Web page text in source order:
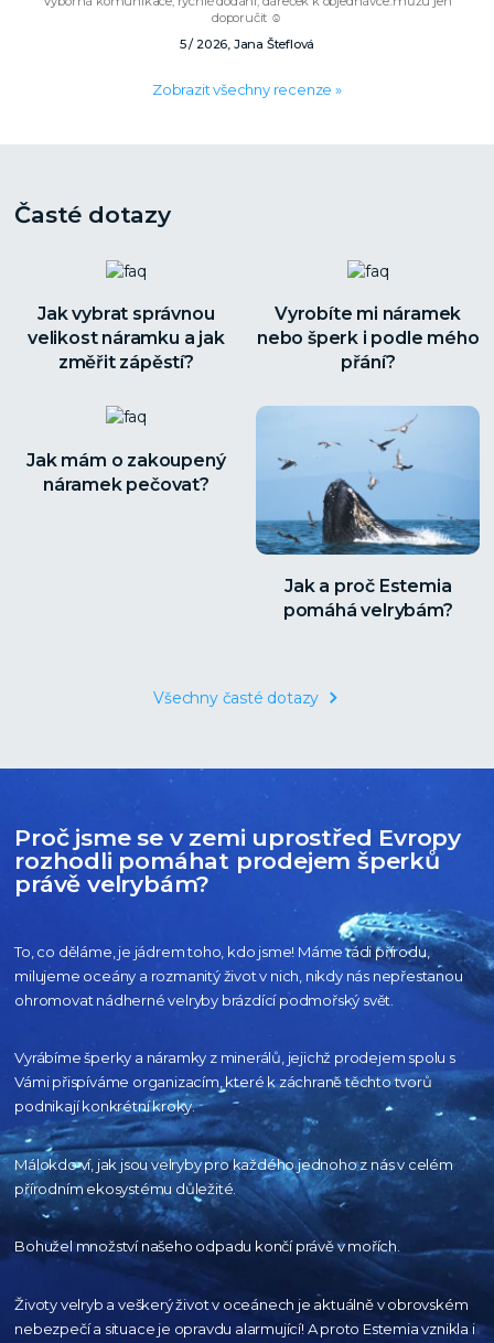
doporučit ☺️
5 / 2026, Jana Šteflová
Zobrazit všechny recenze »
Časté dotazy
Jak vybrat správnou
velikost náramku a jak
změřit zápěstí?
Vyrobíte mi náramek
nebo šperk i podle mého
přání?
Jak mám o zakoupený
náramek pečovat?
Jak a proč Estemia
pomáhá velrybám?
Všechny časté dotazy
Proč jsme se v zemi uprostřed Evropy
rozhodli pomáhat prodejem šperků
právě velrybám?
To, co děláme, je jádrem toho, kdo jsme! Máme rádi přírodu,
milujeme oceány a rozmanitý život v nich, nikdy nás nepřestanou
ohromovat nádherné velryby brázdící podmořský svět.
Vyrábíme šperky a náramky z minerálů, jejichž prodejem spolu s
Vámi přispíváme organizacím, které k záchraně těchto tvorů
podnikají konkrétní kroky.
Málokdo ví, jak jsou velryby pro každéhojednoho z nás v celém
přírodnímekosystému důležité.
Bohužel množství našeho odpadu končí právě v mořích.
Životy velryb a veškerý život v oceánech je aktuálněv obrovském
nebezpečí a situace je opravdu alarmující! A proto Estemia vznikla i